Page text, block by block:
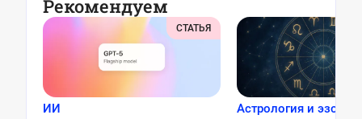
Рекомендуем
СТАТЬЯ
ИИ Астрология и